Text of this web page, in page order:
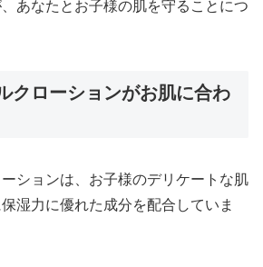
あなたとお子様の肌を守ることにつ
クローションがお肌に合わ
ションは、お子様のデリケートな肌
湿力に優れた成分を配合していま